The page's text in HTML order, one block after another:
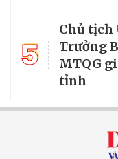
5
Chủ tịch
Trưởng
MTQG
tỉnh